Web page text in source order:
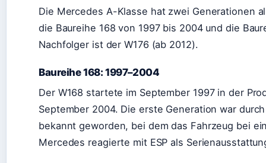
Die Mercedes A-Klasse hat zwei Generationen
die Baureihe 168 von 1997 bis 2004 und die
Nachfolger ist der W176 (ab 2012).
Baureihe 168: 1997–2004
Der W168 startete im September 1997 in der
September 2004. Die erste Generation war
bekannt geworden, bei dem das Fahrzeug bei
Mercedes reagierte mit ESP als